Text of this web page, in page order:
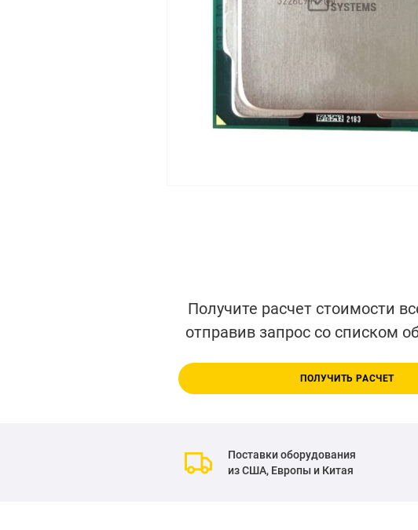
Получите расчет стоимости
отправив запрос со списком
ПОЛУЧИТЬ РАСЧЕТ
Поставки оборудования
из США, Европы и Китая